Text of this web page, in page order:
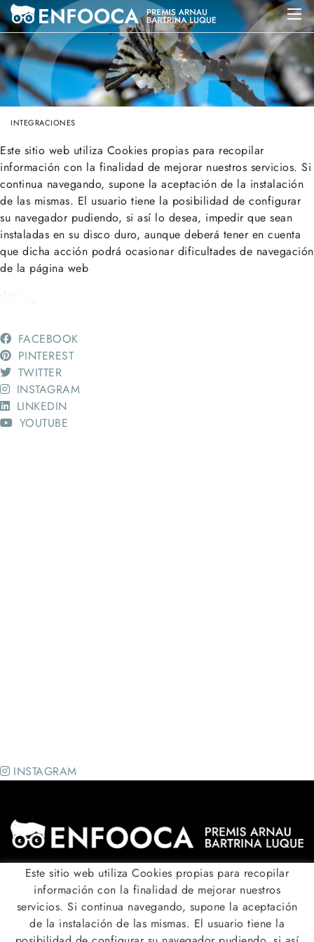
INTEGRACIONES
Este sitio web utiliza Cookies propias para recopilar
información con la finalidad de mejorar nuestros servicios. Si
continua navegando, supone la aceptación de la instalación
de las mismas. El usuario tiene la posibilidad de configurar
su navegador pudiendo, si así lo desea, impedir que sean
instaladas en su disco duro, aunque deberá tener en cuenta
que dicha acción podrá ocasionar dificultades de navegación
de la página web
FACEBOOK
PINTEREST
TWITTER
INSTAGRAM
LINKEDIN
YOUTUBE
INSTAGRAM
Síguenos
@premis_enfooca
Envíanos un correo
Este sitio web utiliza Cookies propias para recopilar
información con la finalidad de mejorar nuestros
servicios. Si continua navegando, supone la aceptación
de la instalación de las mismas. El usuario tiene la